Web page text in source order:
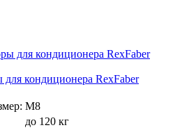
кондиционера RexFaber
М8
до 120 кг